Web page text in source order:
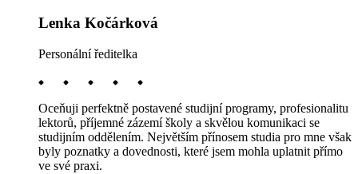
Lenka Kočárková
Personální ředitelka
Oceňuji perfektně postavené studijní programy, profesionalitu
lektorů, příjemné zázemí školy a skvělou komunikaci se
studijním oddělením. Největším přínosem studia pro mne však
byly poznatky a dovednosti, které jsem mohla uplatnit přímo
ve své praxi.